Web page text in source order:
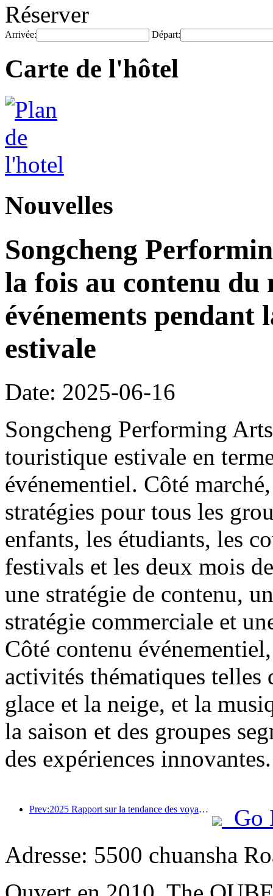
Réserver
Arrivée: Départ:
Carte de l'hôtel
Nouvelles
Songcheng
la fois au contenu du
événements pendant
estivale
Date: 2025-06-16
Songcheng Performing
touristique estivale en
événementiel. Côté
stratégies pour tous les
enfants, les étudiants, les
festivals et les deux mois
une stratégie de contenu,
stratégie commerciale et
Côté contenu
activités thématiques telles
glace et la neige, et la
la saison et des groupes
des expériences innovantes.
Prev:2025 Rapport sur la tendance des voyages d'été: la clientèle parent-enfant représente plus de 60%
Go
Adresse: 5500 chuansha